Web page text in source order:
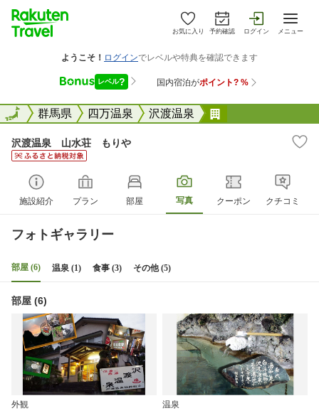
お気に入り 予約確認 ログイン メニュー
全国群馬県 四万温泉 沢渡温泉
全国
沢渡温泉 山水荘 もりや
施設紹介 プラン 部屋 写真 クーポン クチコミ
フォトギャラリー
部屋 (6) 温泉 (1) 食事 (3) その他 (5)
部屋 (6)
外観 温泉